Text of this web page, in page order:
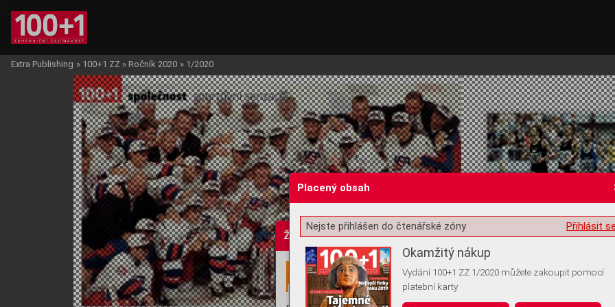
Žádost o souhlas s ukládáním volitelných informací
Extra Publishing » 100+1 ZZ » Ročník 2020 » 1/2020
Placený obsah
Přihlásit
Nejste přihlášen do čtenářské zóny
Okamžitý nákup
Vydání 100+1 ZZ 1/2020 můžete zakoupit pomocí
platební karty